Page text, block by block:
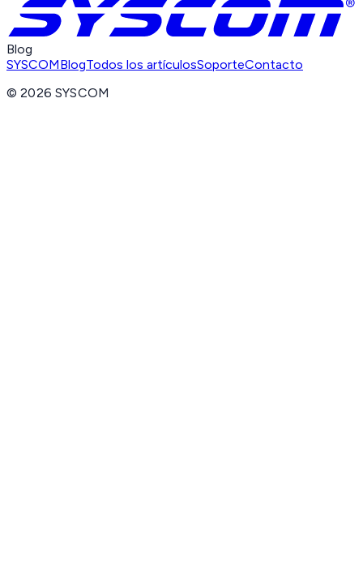
Blog
SYSCOMBlogTodos los artículosSoporteContacto
©2026 SYSCOM